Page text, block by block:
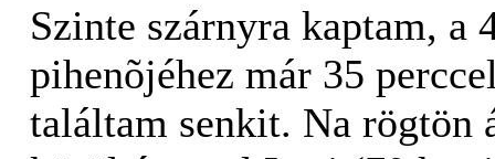
Szinte szárnyra kaptam, a
pihenõjéhez már 35
találtam senkit. Na rögtön